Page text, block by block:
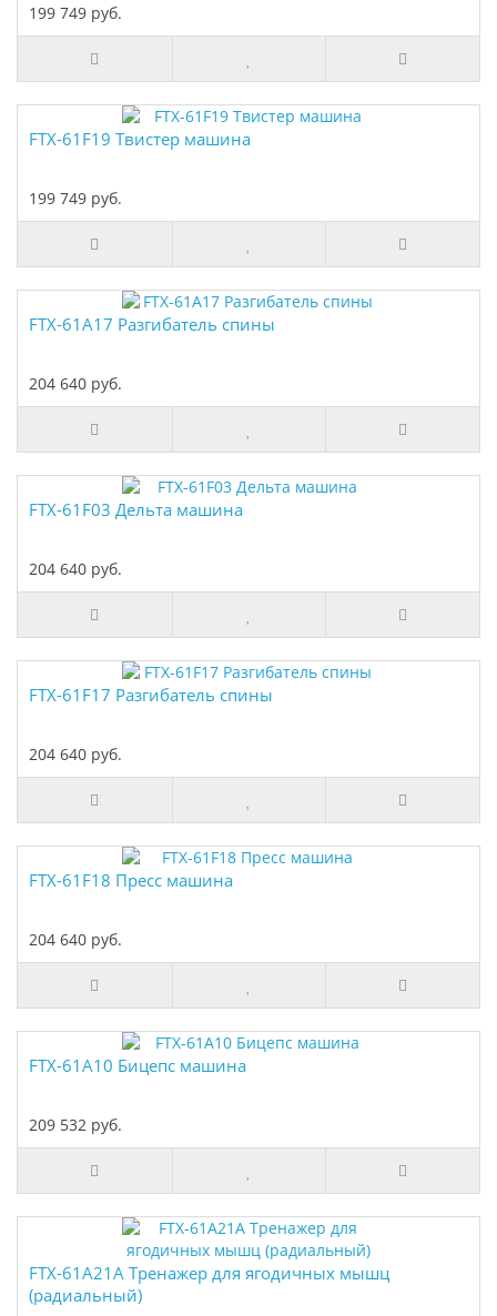
199 749 руб.
FTX-61F19 Твистер машина
199 749 руб.
FTX-61A17 Разгибатель спины
204 640 руб.
FTX-61F03 Дельта машина
204 640 руб.
FTX-61F17 Разгибатель спины
204 640 руб.
FTX-61F18 Пресс машина
204 640 руб.
FTX-61A10 Бицепс машина
209 532 руб.
FTX-61A21A Тренажер для ягодичных мышц
(радиальный)